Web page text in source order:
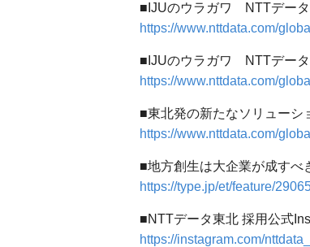
■IJUのウラガワ NTTデータ
https://www.nttdata.com/
■IJUのウラガワ NTTデータ
https://www.nttdata.com/
■東北発の新たなソリューシ
https://www.nttdata.com/
■地方創生は大企業が成すべ
https://type.jp/et/feature/
■NTTデータ東北 採用公式
https://instagram.com/